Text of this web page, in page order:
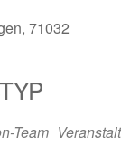
71032
Team